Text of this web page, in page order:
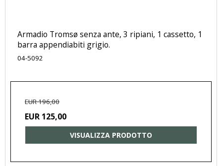
Armadio Tromsø senza ante, 3 ripiani, 1 cassetto, 1
barra appendiabiti grigio.
04-5092
EUR 196,00
EUR 125,00
VISUALIZZA PRODOTTO